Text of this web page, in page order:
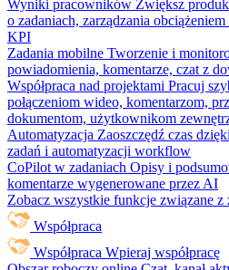
Wyniki pracowników Zwiększ
o zadaniach, zarządzania
KPI
Zadania mobilne Tworzenie i
powiadomienia, komentarze, czat z
Współpraca nad projektami Pracuj
połączeniom wideo, komentarzom,
dokumentom, użytkownikom
Automatyzacja Zaoszczędź czas
zadań i automatyzacji workflow
CoPilot w zadaniach Opisy i
komentarze wygenerowane przez AI
Zobacz wszystkie funkcje związane z
Współpraca
Współpraca Wpieraj współpracę